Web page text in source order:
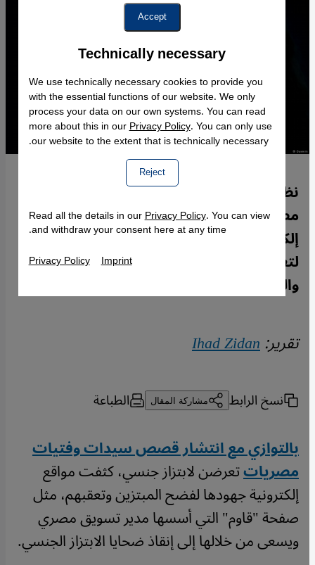
نظرا لقصص منتشرة عن سيدات وفتيات
مصريات تعرضن لابتزاز جنسي، كثفت مواقع
إلكترونية -مثل صفحة "قاوم"- جهودها
لتعقب المبتزين وإنقاذ الضحايا. إيهاب زيدان
والتفاصيل.
تقرير:Ihad Zidan
نسخ الرابط مشاركة المقال الطباعة
بالتوازي مع انتشار قصص سيدات وفتيات
مصرياتتعرضن لابتزاز جنسي، كثفت مواقع
إلكترونية جهودها لفضح المبتزين وتعقبهم، مثل
صفحة "قاوم" التي أسسها مدير تسويق مصري
ويسعى من خلالها إلى إنقاذ ضحايا الابتزاز الجنسي.
Technically necessary
We use technically necessary cookies to provide you
with the essential functions of our website. We only
process your data on our own systems. You can read
more about this in ourPrivacy Policy. You can only use
our website to the extent that is technically necessary.
Reject
Google Maps Embed
Accept
Read all the details in ourPrivacy Policy. You can view
and withdraw your consent here at any time.
Privacy Policy Imprint